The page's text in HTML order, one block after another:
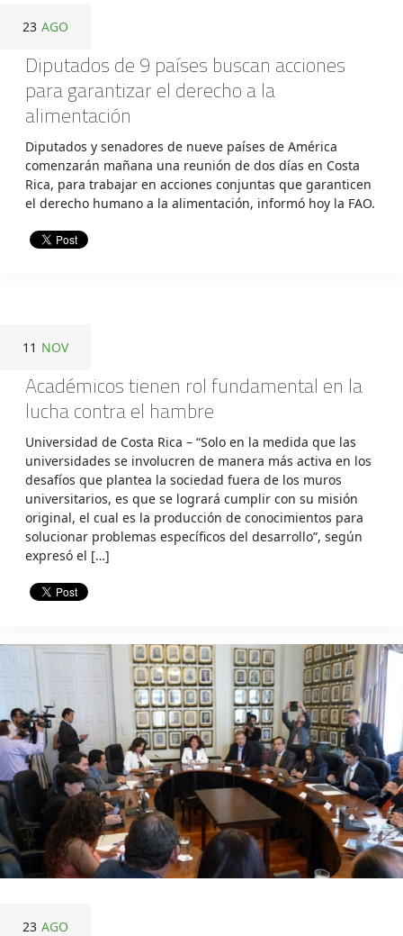
23 AGO
Diputados de 9 países buscan acciones
para garantizar el derecho a la
alimentación
Diputados y senadores de nueve países de América
comenzarán mañana una reunión de dos días en Costa
Rica, para trabajar en acciones conjuntas que garanticen
el derecho humano a la alimentación, informó hoy la FAO.
11 NOV
Académicos tienen rol fundamental en la
lucha contra el hambre
Universidad de Costa Rica – “Solo en la medida que las
universidades se involucren de manera más activa en los
desafíos que plantea la sociedad fuera de los muros
universitarios, es que se logrará cumplir con su misión
original, el cual es la producción de conocimientos para
solucionar problemas específicos del desarrollo”, según
expresó el […]
23 AGO